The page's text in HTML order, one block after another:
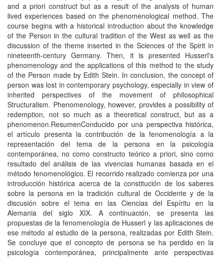
and a priori construct but as a result of the analysis of human
lived experiences based on the phenomenological method. The
course begins with a historical introduction about the knowledge
of the Person in the cultural tradition of the West as well as the
discussion of the theme inserted in the Sciences of the Spirit in
nineteenth-century Germany. Then, it is presented Husserl's
phenomenology and the applications of this method to the study
of the Person made by Edith Stein. In conclusion, the concept of
person was lost in contemporary psychology, especially in view of
inherited perspectives of the movement of philosophical
Structuralism. Phenomenology, however, provides a possibility of
redemption, not so much as a theoretical construct, but as a
phenomenon.ResumenConducido por una perspectiva histórica,
el artí­culo presenta la contribución de la fenomenologí­a a la
representación del tema de la persona en la psicologí­a
contemporánea, no como constructo teórico a priori, sino como
resultado del análisis de las vivencias humanas basada en el
método fenomenológico. El recorrido realizado comienza por una
introducción histórica acerca de la constitución de los saberes
sobre la persona en la tradición cultural de Occidente y de la
discusión sobre el tema en las Ciencias del Espí­ritu en la
Alemania del siglo XIX. A continuación, se presenta las
propuestas de la fenomenologí­a de Husserl y las aplicaciones de
ese método al estudio de la persona, realizadas por Edith Stein.
Se concluye que el concepto de persona se ha perdido en la
psicologí­a contemporánea, principalmente ante perspectivas